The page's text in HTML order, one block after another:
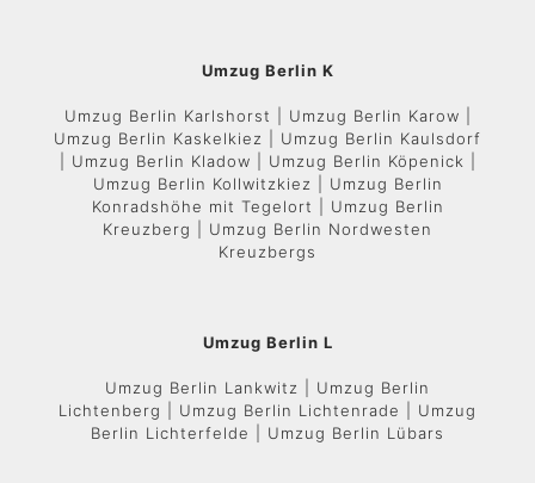
Umzug Berlin K
Umzug Berlin Karlshorst | Umzug Berlin Karow |
Umzug Berlin Kaskelkiez | Umzug Berlin Kaulsdorf
| Umzug Berlin Kladow | Umzug Berlin Köpenick |
Umzug Berlin Kollwitzkiez | Umzug Berlin
Konradshöhe mit Tegelort | Umzug Berlin
Kreuzberg | Umzug Berlin Nordwesten
Kreuzbergs
Umzug Berlin L
Umzug Berlin Lankwitz | Umzug Berlin
Lichtenberg | Umzug Berlin Lichtenrade | Umzug
Berlin Lichterfelde | Umzug Berlin Lübars